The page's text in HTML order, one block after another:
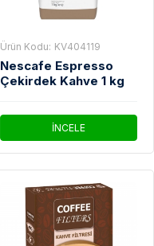
Ürün Kodu: KV404119
Nescafe Espresso
Çekirdek Kahve 1 kg
İNCELE